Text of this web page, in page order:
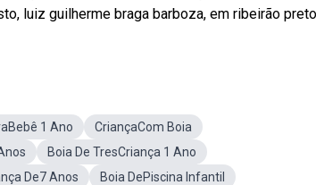
luiz guilherme braga barboza, em ribeirão
1 Ano
CriançaCom Boia
Boia De TresCriança 1 Ano
De7 Anos
Boia DePiscina Infantil